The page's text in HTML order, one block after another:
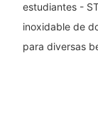
estudiantes -
inoxidable de
para diversas